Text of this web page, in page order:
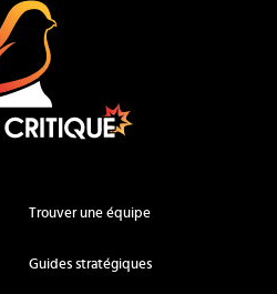
Trouver une équipe
Guides stratégiques